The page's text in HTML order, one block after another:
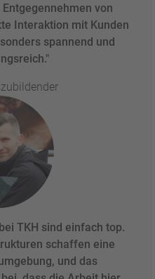
von
Interaktion mit Kunden
spannend und
TKH sind einfach top.
schaffen eine
und das